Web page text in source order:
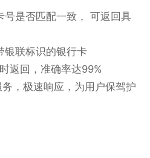
号是否匹配一致， 可返回具
银联标识的银行卡
返回，准确率达99%
，极速响应，为用户保驾护